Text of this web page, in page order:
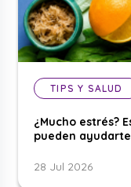
TIPS Y SALUD
¿Mucho estrés?
pueden
28 Jul 2026